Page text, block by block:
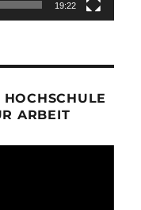
19:22
ARBEIT